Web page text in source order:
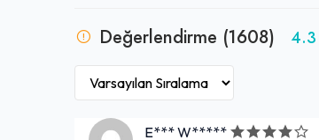
Değerlendirme (1608) 4.3
E*** W*****